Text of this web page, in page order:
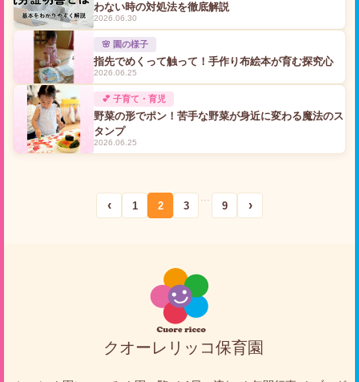
わない時の対処法を徹底解説
2026.06.30
🌸 園の様子
指先でめくって触って！手作り布絵本が育む探究心
2026.06.25
💕 子育て・育児
野菜の形でポン！苦手な野菜が身近に変わる魔法のス
タンプ
2026.06.25
‹ 1 2 3
…
9 ›
クオーレリッコ保育園